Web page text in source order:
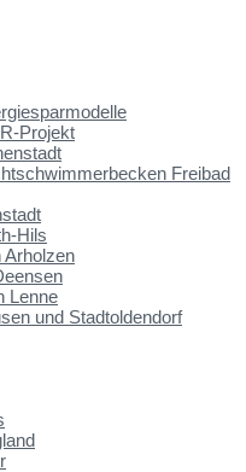
Projekt
Freibad
Hils
Arholzen
Lenne
und Stadtoldendorf